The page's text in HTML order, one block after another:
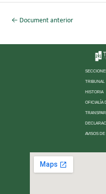
← Document anterior
TRIBUNAL
HISTORIA
OFICIALÍA
AVISOS